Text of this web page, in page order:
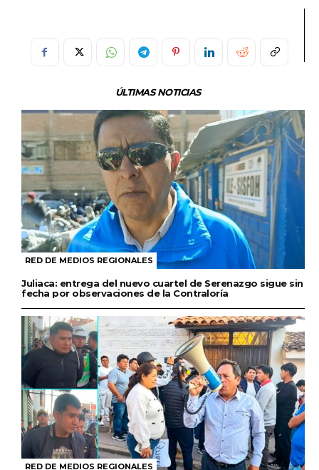
ÚLTIMAS NOTICIAS
RED DE MEDIOS REGIONALES
Juliaca: entrega del nuevo cuartel de Serenazgo sigue sin
fecha por observaciones de la Contraloría
RED DE MEDIOS REGIONALES